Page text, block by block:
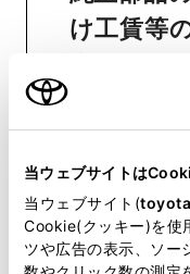
当ウェブサイトは
当ウェブサイト(
Cookie(クッキー)を使
ツや広告の表示、ソー
け工賃等
にご相談
す）
トヨタ販
等